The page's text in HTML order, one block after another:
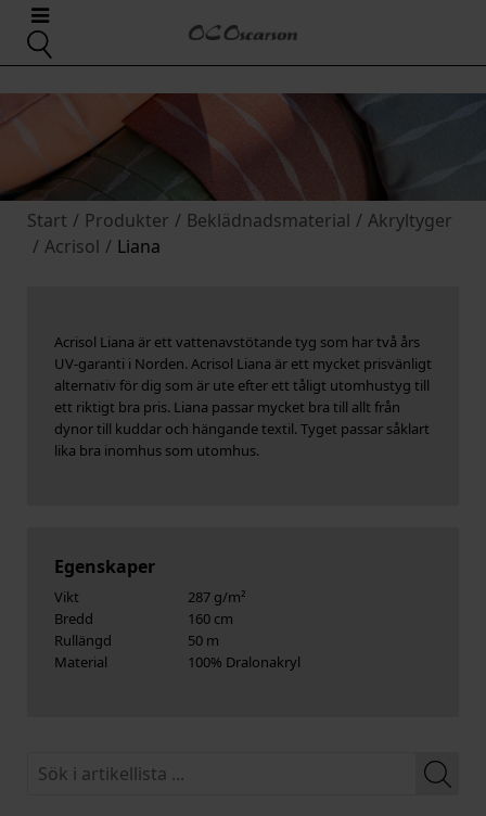
Start / Produkter / Beklädnadsmaterial / Akryltyger
/ Acrisol / Liana
Acrisol Liana är ett vattenavstötande tyg som har två års
UV-garanti i Norden. Acrisol Liana är ett mycket prisvänligt
alternativ för dig som är ute efter ett tåligt utomhustyg till
ett riktigt bra pris. Liana passar mycket bra till allt från
dynor till kuddar och hängande textil. Tyget passar såklart
lika bra inomhus som utomhus.
Egenskaper
Vikt
287 g/m²
Bredd
160 cm
Rullängd
50 m
Material
100% Dralonakryl